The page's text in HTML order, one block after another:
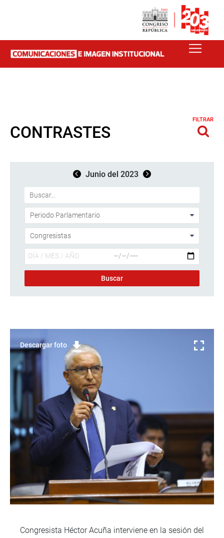
CONTRASTES
FILTRAR
Junio del 2023
Descargar foto
Congresista Héctor Acuña interviene en la sesión del